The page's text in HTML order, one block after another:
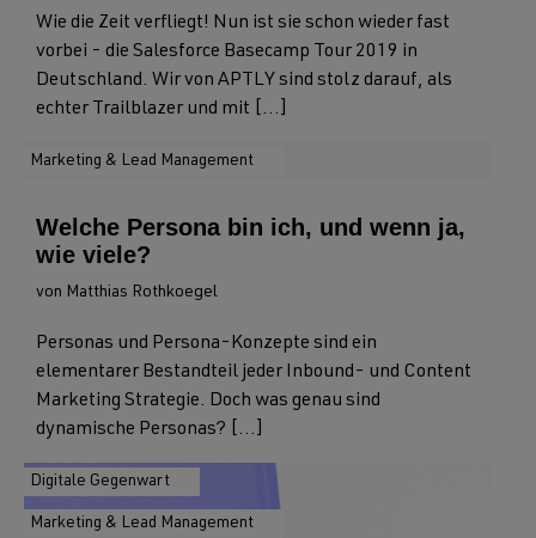
Wie die Zeit verfliegt! Nun ist sie schon wieder fast
vorbei - die Salesforce Basecamp Tour 2019 in
Deutschland. Wir von APTLY sind stolz darauf, als
echter Trailblazer und mit [...]
Marketing & Lead Management
Welche Persona bin ich, und wenn ja,
wie viele?
von Matthias Rothkoegel
Personas und Persona-Konzepte sind ein
elementarer Bestandteil jeder Inbound- und Content
Marketing Strategie. Doch was genau sind
dynamische Personas? [...]
Digitale Gegenwart
Marketing & Lead Management